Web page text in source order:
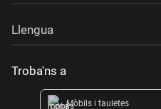
Llengua
Troba'ns a
Mòbils i tauletes